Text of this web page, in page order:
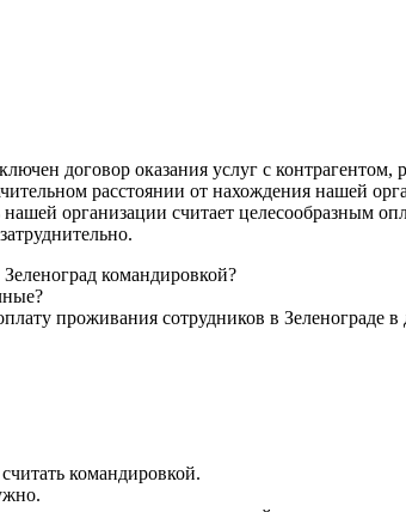
договор оказания услуг с
расстоянии от нахождения нашей
организации считает целесообразным
командировкой?
проживания сотрудников в Зеленограде
командировкой.